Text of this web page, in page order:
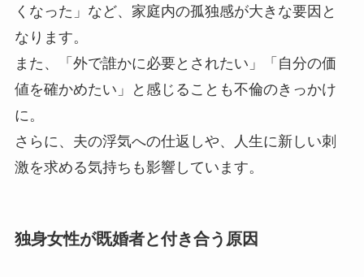
くなった」など、家庭内の孤独感が大きな要因と
なります。
また、「外で誰かに必要とされたい」「自分の価
値を確かめたい」と感じることも不倫のきっかけ
に。
さらに、夫の浮気への仕返しや、人生に新しい刺
激を求める気持ちも影響しています。
独身女性が既婚者と付き合う原因